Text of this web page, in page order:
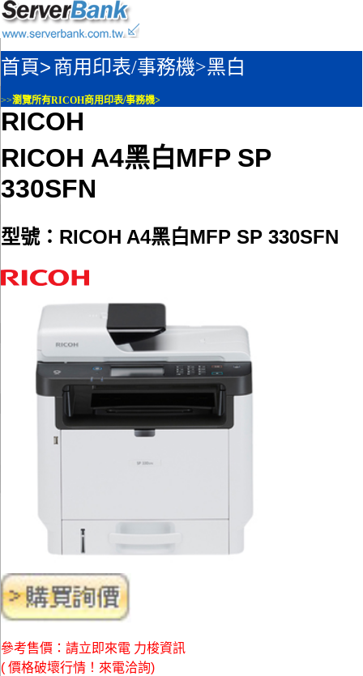
首頁>商用印表/事務機>黑白
>>瀏覽所有RICOH商用印表/事務機>
RICOH
RICOH A4黑白MFP SP
330SFN
型號：RICOH A4黑白MFP SP 330SFN
參考售價：請立即來電 力梭資訊
( 價格破壞行情！來電洽詢)